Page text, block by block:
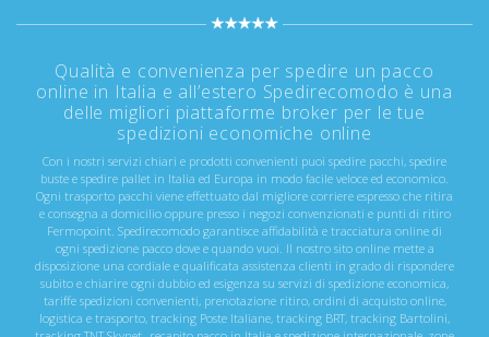
Qualità e convenienza per spedire un pacco
online in Italia e all’estero Spedirecomodo è una
delle migliori piattaforme broker per le tue
spedizioni economiche online
Con i nostri servizi chiari e prodotti convenienti puoi spedire pacchi, spedire
buste e spedire pallet in Italia ed Europa in modo facile veloce ed economico.
Ogni trasporto pacchi viene effettuato dal migliore corriere espresso che ritira
e consegna a domicilio oppure presso i negozi convenzionati e punti di ritiro
Fermopoint. Spedirecomodo garantisce affidabilità e tracciatura online di
ogni spedizione pacco dove e quando vuoi. Il nostro sito online mette a
disposizione una cordiale e qualificata assistenza clienti in grado di rispondere
subito e chiarire ogni dubbio ed esigenza su servizi di spedizione economica,
tariffe spedizioni convenienti, prenotazione ritiro, ordini di acquisto online,
logistica e trasporto, tracking Poste Italiane, tracking BRT, tracking Bartolini,